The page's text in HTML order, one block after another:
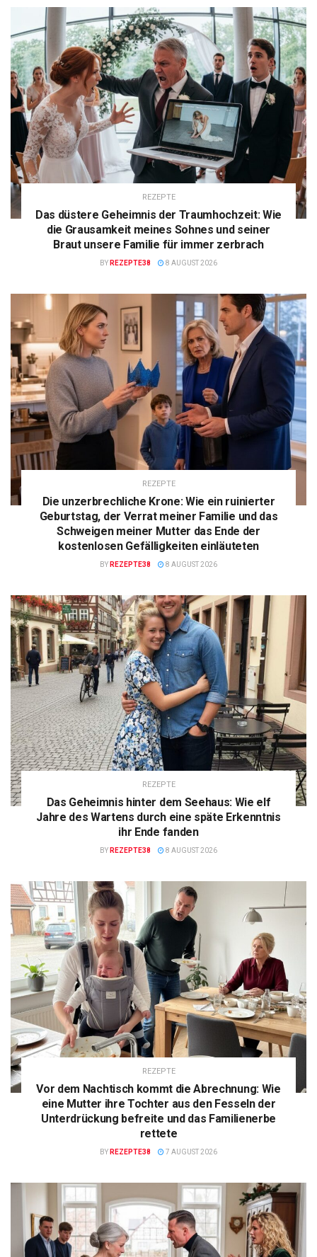
REZEPTE
Das düstere Geheimnis der Traumhochzeit: Wie
die Grausamkeit meines Sohnes und seiner
Braut unsere Familie für immer zerbrach
BY REZEPTE38 8 AUGUST 2026
REZEPTE
Die unzerbrechliche Krone: Wie ein ruinierter
Geburtstag, der Verrat meiner Familie und das
Schweigen meiner Mutter das Ende der
kostenlosen Gefälligkeiten einläuteten
BY REZEPTE38 8 AUGUST 2026
REZEPTE
Das Geheimnis hinter dem Seehaus: Wie elf
Jahre des Wartens durch eine späte Erkenntnis
ihr Ende fanden
BY REZEPTE38 8 AUGUST 2026
REZEPTE
Vor dem Nachtisch kommt die Abrechnung: Wie
eine Mutter ihre Tochter aus den Fesseln der
Unterdrückung befreite und das Familienerbe
rettete
BY REZEPTE38 7 AUGUST 2026